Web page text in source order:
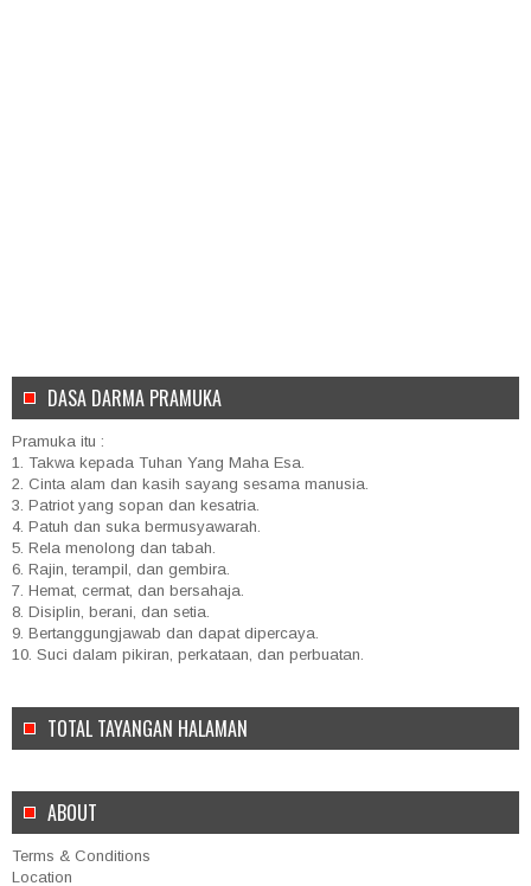
DASA DARMA PRAMUKA
Pramuka itu :
1. Takwa kepada Tuhan Yang Maha Esa.
2. Cinta alam dan kasih sayang sesama manusia.
3. Patriot yang sopan dan kesatria.
4. Patuh dan suka bermusyawarah.
5. Rela menolong dan tabah.
6. Rajin, terampil, dan gembira.
7. Hemat, cermat, dan bersahaja.
8. Disiplin, berani, dan setia.
9. Bertanggungjawab dan dapat dipercaya.
10. Suci dalam pikiran, perkataan, dan perbuatan.
TOTAL TAYANGAN HALAMAN
ABOUT
Terms & Conditions
Location